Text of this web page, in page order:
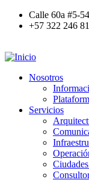
Pasar
Calle 60a #5-
+57 322 246
navigation
Nosotros
Servicios